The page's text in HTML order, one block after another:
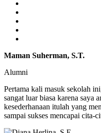
Maman Suherman, S.T.
Alumni
Pertama kali masuk sekolah
sangat luar biasa karena saya
kesederhanaan itulah yang
sampai sukses mencapai cita-